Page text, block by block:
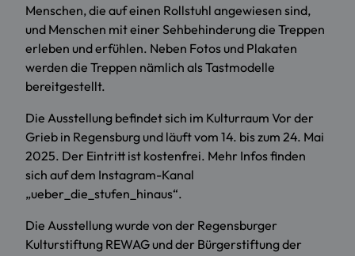
Menschen, die auf einen Rollstuhl angewiesen sind,
und Menschen mit einer Sehbehinderung die Treppen
erleben und erfühlen. Neben Fotos und Plakaten
werden die Treppen nämlich als Tastmodelle
bereitgestellt.
Die Ausstellung befindet sich im Kulturraum Vor der
Grieb in Regensburg und läuft vom 14. bis zum 24. Mai
2025. Der Eintritt ist kostenfrei. Mehr Infos finden
sich auf dem Instagram-Kanal
„ueber_die_stufen_hinaus“.
Die Ausstellung wurde von der Regensburger
Kulturstiftung REWAG und der Bürgerstiftung der